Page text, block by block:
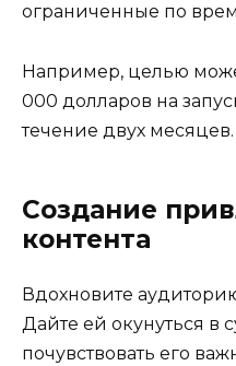
ограниченные по
Например, целью
000 долларов на
течение двух месяцев.
Создание
контента
Вдохновите
Дайте ей окунуться в
почувствовать его